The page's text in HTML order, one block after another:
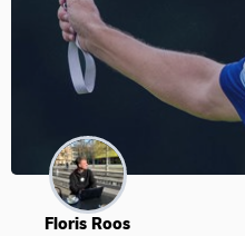
Floris Roos